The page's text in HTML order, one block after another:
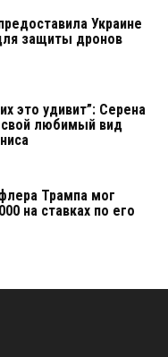
Украине
защиты дронов
это удивит”: Серена
свой любимый вид
Трампа мог
на ставках по его